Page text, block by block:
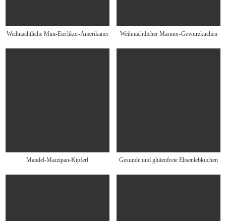
Weihnachtliche Mini-Eierlikör-Amerikaner Weihnachtlicher Marmor-Gewürzkuchen
Mandel-Marzipan-Kipferl Gesunde und glutenfreie Elisenlebkuchen